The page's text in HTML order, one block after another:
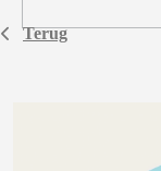
Terug